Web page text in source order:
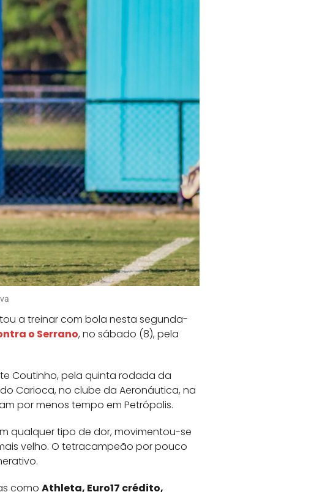
a treinar com bola nesta segunda-
o Serrano, no sábado (8), pela
Coutinho, pela quinta rodada da
Carioca, no clube da Aeronáutica, na
por menos tempo em Petrópolis.
qualquer tipo de dor, movimentou-se
velho. O tetracampeão por pouco
como Athleta, Euro17 crédito,